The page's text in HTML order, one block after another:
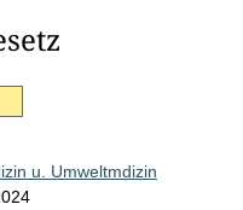
u. Umweltmdizin